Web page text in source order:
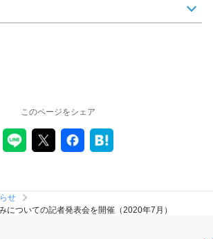
このページをシェア
せ
についての記者発表会を開催（2020年7月）